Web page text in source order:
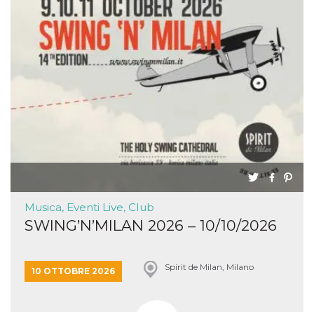
Musica, Eventi Live, Club
SWING’N’MILAN 2026 – 10/10/2026
10 OTTOBRE 2026 Spirit de Milan, Milano